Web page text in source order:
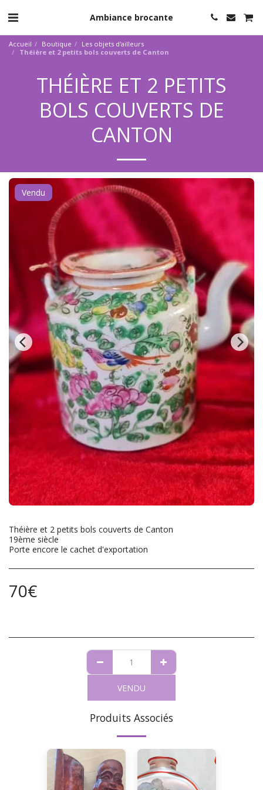
Ambiance brocante
Accueil Boutique
Les objets d'ailleurs
Théière et 2 petits bols couverts de Canton
THÉIÈRE ET 2 PETITS
BOLS COUVERTS DE
CANTON
Vendu
Théière et 2 petits bols couverts de Canton
19ème siècle
Porte encore le cachet d'exportation
70€
VENDU
Produits Associés